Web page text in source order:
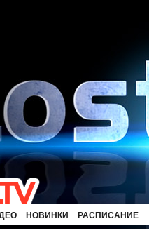
НОВИНКИ РАСПИСАНИЕ